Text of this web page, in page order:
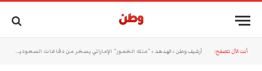
أنت الآن تتصفح: أرشيف وطن »الهدهد »“ملك الخمور” الإماراتي يسخر من دفاعات السعودية لفشلها في صدّ الهجوم على “حقل الشيبة” ويدعو للإنتقام بقتل المدنيين!